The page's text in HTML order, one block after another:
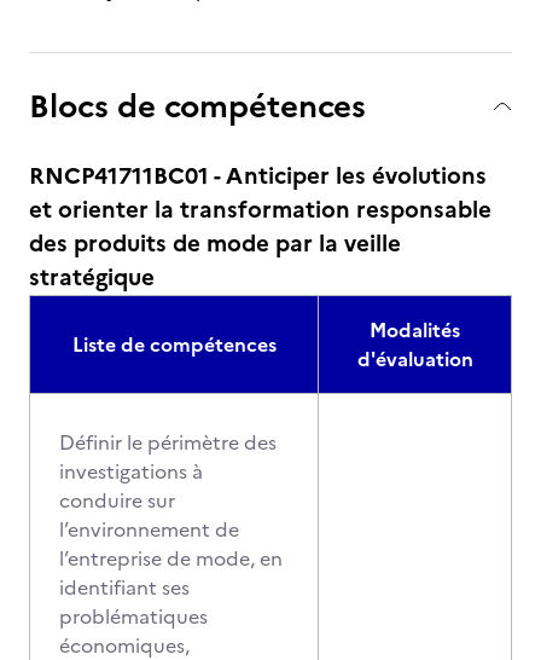
Blocs de compétences
RNCP41711BC01 - Anticiper les évolutions
et orienter la transformation responsable
des produits de mode par la veille
stratégique
Liste de compétences
Modalités
d'évaluation
Définir le périmètre des
investigations à
conduire sur
l’environnement de
l’entreprise de mode, en
identifiant ses
problématiques
économiques,